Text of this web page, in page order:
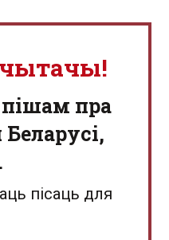
пра
пісаць для